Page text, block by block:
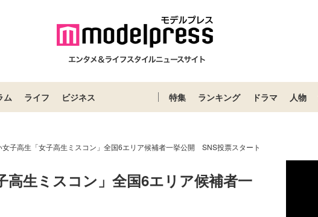
ム ライフ ビジネス 特集 ランキング ドラマ 人物
女子高生「女子高生ミスコン」全国6エリア候補者一挙公開 SNS投票スタート
高生ミスコン」全国6エリア候補者一